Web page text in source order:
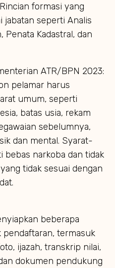
formasi yang
jabatan seperti Analis
Penata Kadastral, dan
ATR/BPN 2023:
pelamar harus
umum, seperti
batas usia, rekam
sebelumnya,
dan mental. Syarat-
narkoba dan tidak
tidak sesuai dengan
beberapa
termasuk
ijazah, transkrip nilai,
dokumen pendukung